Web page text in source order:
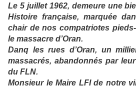
Le 5 juillet 1962, demeure une
Histoire française, marquée
chair de nos compatriotes
le massacre d’Oran.
Danq les rues d’Oran, un
massacrés, abandonnés par
du FLN.
Monsieur le Maire LFI de notre